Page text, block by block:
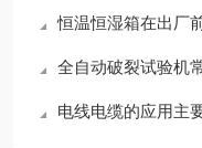
恒温恒湿箱在出厂前都有
全自动破裂试验机
电线电缆的应用主